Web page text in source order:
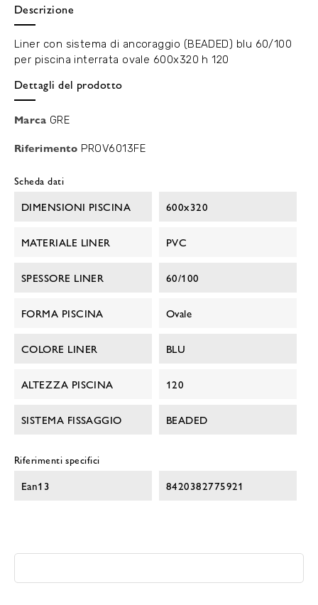
Descrizione
Liner con sistema di ancoraggio (BEADED) blu 60/100
per piscina interrata ovale 600x320 h 120
Dettagli del prodotto
Marca GRE
Riferimento PROV6013FE
Scheda dati
DIMENSIONI PISCINA 600x320
MATERIALE LINER PVC
SPESSORE LINER 60/100
FORMA PISCINA Ovale
COLORE LINER BLU
ALTEZZA PISCINA 120
SISTEMA FISSAGGIO BEADED
Riferimenti specifici
Ean13 8420382775921